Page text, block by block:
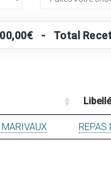
- Total
Libellé
MARIVAUX REPAS